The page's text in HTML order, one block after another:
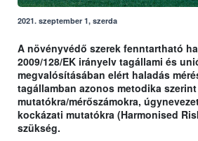
2021. szeptember 1, szerda
A növényvédő szerek fenntartható
2009/128/EK irányelv tagállami és
megvalósításában elért haladás
tagállamban azonos metodika
mutatókra/mérőszámokra,
kockázati mutatókra (Harmonised
szükség.